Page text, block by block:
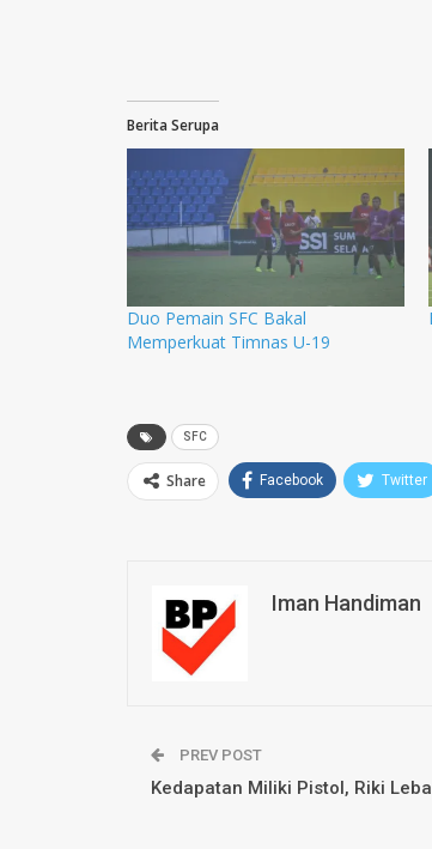
Berita Serupa
Duo Pemain SFC Bakal
Memperkuat Timnas U-19
SFC
Share Facebook Twitter
Iman Handiman
PREV POST
Kedapatan Miliki Pistol, Riki